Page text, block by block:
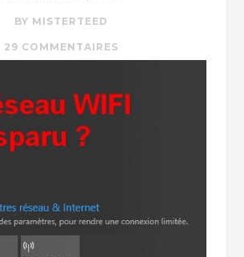
BY MISTERTEED
29 COMMENTAIRES